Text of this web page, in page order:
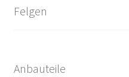
Felgen
Anbauteile